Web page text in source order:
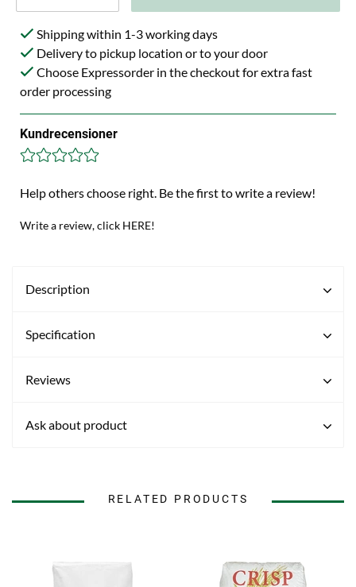
Shipping within 1-3 working days
Delivery to pickup location or to your door
Choose Expressorder in the checkout for extra fast
order processing
Kundrecensioner
Help others choose right. Be the first to write a review!
Write a review, click HERE!
Description
Specification
Reviews
Ask about product
RELATED PRODUCTS